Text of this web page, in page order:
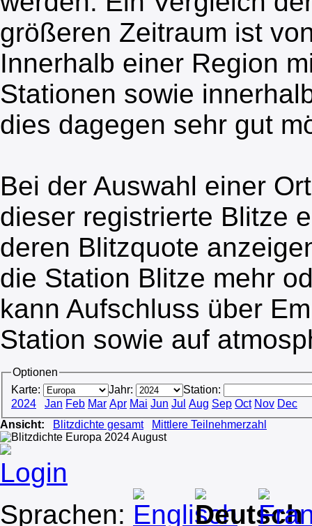
größeren Zeitraum ist
Innerhalb einer Region
Stationen sowie
dies dagegen sehr gut
Bei der Auswahl einer
dieser registrierte Blitze
deren Blitzquote
die Station Blitze mehr
kann Aufschluss über
Station sowie auf
Optionen
Karte:
Jahr:
Station:
2024
Jan Feb Mar Apr Mai Jun Jul Aug Sep Oct Nov Dec
Ansicht:
Blitzdichte gesamt Mittlere Teilnehmerzahl
Login
Sprachen: